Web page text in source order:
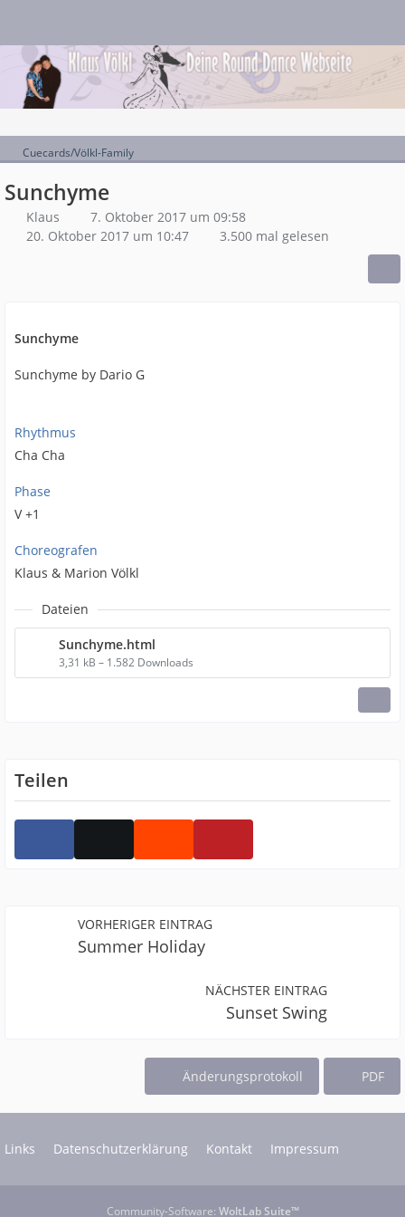
Cuecards/Völkl-Family
Sunchyme
Klaus
7. Oktober 2017 um 09:58
20. Oktober 2017 um 10:47
3.500 mal gelesen
Sunchyme
Sunchyme by Dario G
Rhythmus
Cha Cha
Phase
V +1
Choreografen
Klaus & Marion Völkl
Dateien
Sunchyme.html
3,31 kB – 1.582 Downloads
Teilen
VORHERIGER EINTRAG
Summer Holiday
NÄCHSTER EINTRAG
Sunset Swing
Änderungsprotokoll PDF
Links Datenschutzerklärung Kontakt Impressum
Community-Software: WoltLab Suite™